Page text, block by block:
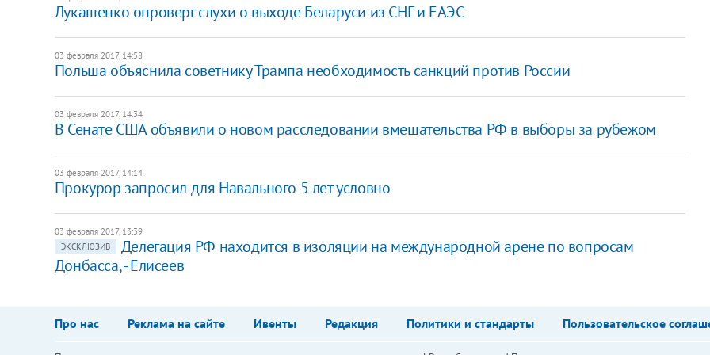
Лукашенко опроверг слухи о выходе Беларуси из СНГ и ЕАЭС
03 февраля 2017, 14:58
Польша объяснила советнику Трампа необходимость санкций против России
03 февраля 2017, 14:34
В Сенате США объявили о новом расследовании вмешательства РФ в выборы за рубежом
03 февраля 2017, 14:14
Прокурор запросил для Навального 5 лет условно
03 февраля 2017, 13:39
ЭКСКЛЮЗИВ
Делегация РФ находится в изоляции на международной арене по вопросам
Донбасса, - Елисеев
Про нас Реклама на сайте Ивенты Редакция Политики и стандарты Пользовательское